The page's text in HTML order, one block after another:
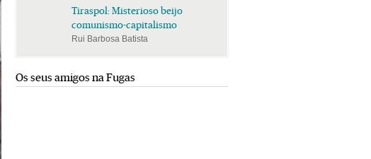
Tiraspol: Misterioso beijo
comunismo-capitalismo
Rui Barbosa Batista
Os seus amigos na Fugas